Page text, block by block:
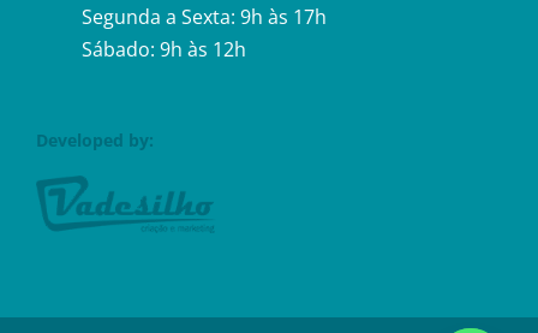
Segunda a Sexta: 9h às 17h
Sábado: 9h às 12h
Developed by: